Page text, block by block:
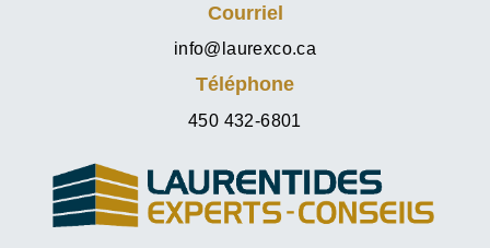
Courriel
info@laurexco.ca
Téléphone
450 432-6801